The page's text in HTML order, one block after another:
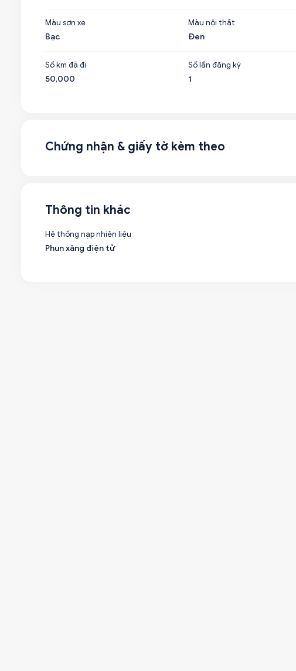
Màu sơn xe
Bạc
Màu nội thất
Đen
Số km đã đi
50,000
Số lần đăng ký
1
Chứng nhận & giấy tờ kèm theo
Thông tin khác
Hệ thống nạp nhiên liệu
Phun xăng điện tử